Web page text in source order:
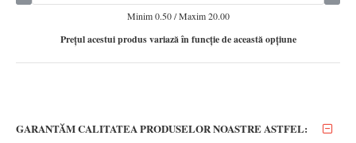
Minim 0.50 / Maxim 20.00
Preţul acestui produs variază în funcţie de această opţiune
GARANTĂM CALITATEA PRODUSELOR NOASTRE ASTFEL: